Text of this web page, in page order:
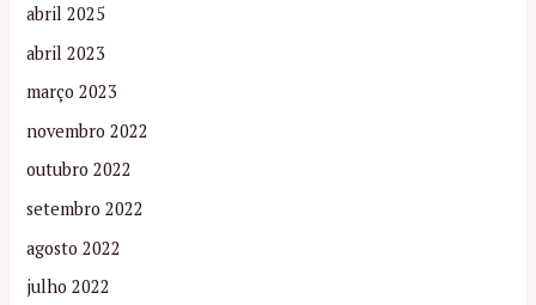
abril 2025
abril 2023
março 2023
novembro 2022
outubro 2022
setembro 2022
agosto 2022
julho 2022